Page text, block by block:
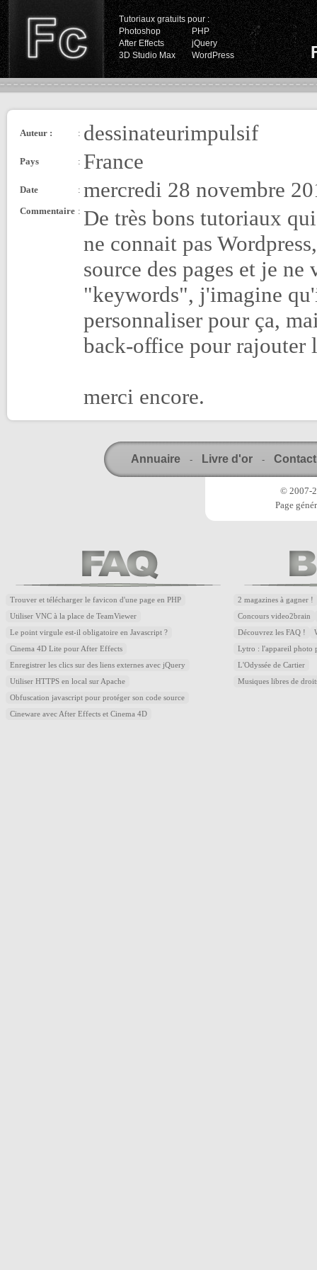
Tutoriaux gratuits pour :
Photoshop
PHP
After Effects
jQuery
3D Studio Max
WordPress
Auteur : : dessinateurimpulsif
Pays : France
Date : mercredi 28 novembre
Commentaire : De très bons tutoriaux
ne connait pas
source des pages et je
"keywords", j'imagine
personnaliser pour ça,
back-office pour rajouter
merci encore.
Annuaire - Livre d'or - Contact
© 2007-
Page
Trouver et télécharger le favicon d'une page en PHP
Utiliser VNC à la place de TeamViewer
Le point virgule est-il obligatoire en Javascript ?
Cinema 4D Lite pour After Effects
Enregistrer les clics sur des liens externes avec jQuery
Utiliser HTTPS en local sur Apache
Obfuscation javascript pour protéger son code source
Cineware avec After Effects et Cinema 4D
2 magazines à gagner !
Concours video2brain
Découvrez les FAQ !
Lytro : l'appareil photo
L'Odyssée de Cartier
Musiques libres de